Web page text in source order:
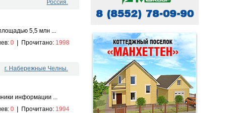
Россия.
5,5 млн ...
0 Прочитано: 1998
г. Набережные Челны.
информации ...
0 Прочитано: 1994